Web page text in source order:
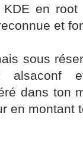
KDE en
et
sous
alsaconf
dans ton
en montant